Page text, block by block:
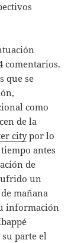
comentarios.
que se
como
de la
citypor lo
antes
de
un
mañana
información
parte el